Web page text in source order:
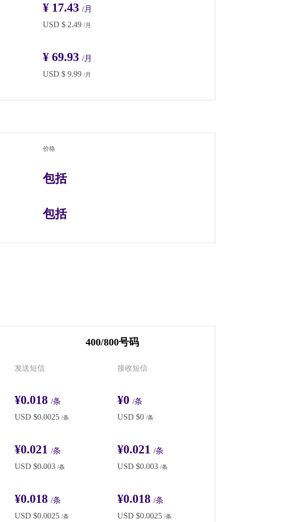
¥ 17.43 /月
USD $ 2.49 /月
¥ 69.93 /月
USD $ 9.99 /月
价格
包括
包括
400/800号码
发送短信 接收短信
¥0.018 /条
USD $0.0025 /条
¥0 /条
USD $0 /条
¥0.021 /条
USD $0.003 /条
¥0.021 /条
USD $0.003 /条
¥0.018 /条
USD $0.0025 /条
¥0.018 /条
USD $0.0025 /条